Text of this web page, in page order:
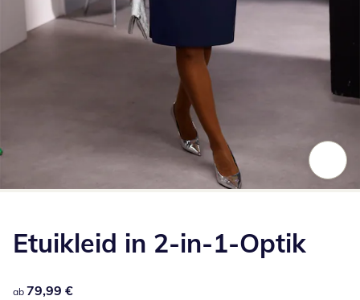
Etuikleid in 2-in-1-Optik
79,99 €
ab 79,99 €